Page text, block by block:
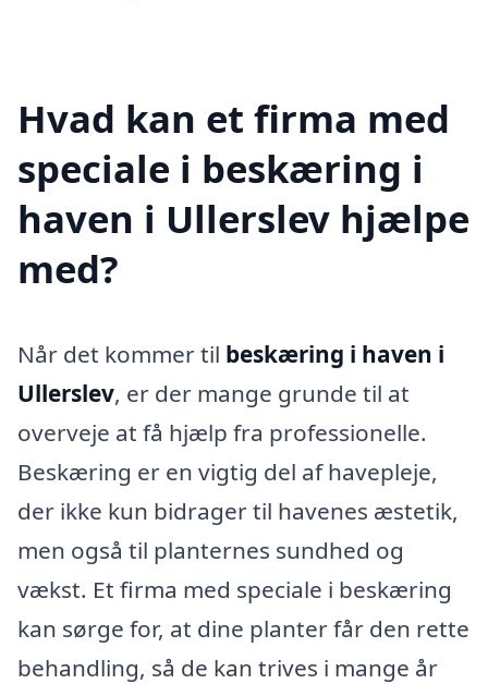
Hvad kan et firma med
speciale i beskæring i
haven i Ullerslev hjælpe
med?
Når det kommer til beskæring i haven i
Ullerslev, er der mange grunde til at
overveje at få hjælp fra professionelle.
Beskæring er en vigtig del af havepleje,
der ikke kun bidrager til havenes æstetik,
men også til planternes sundhed og
vækst. Et firma med speciale i beskæring
kan sørge for, at dine planter får den rette
behandling, så de kan trives i mange år